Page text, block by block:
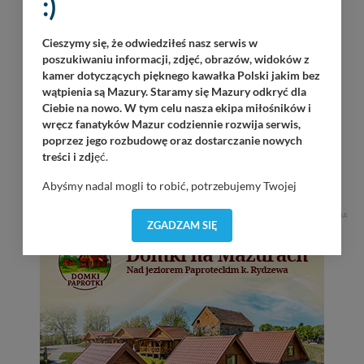
OKAW Sztorm
Wilkasy / Port PTTK Wilkasy / 21:00
Dolaroova
Wilkasy / Port AZS Wilkasy / 21:00
Tomasz Gr0m Paciorek
REKLAMA
Cieszymy się, że odwiedziłeś nasz serwis w
poszukiwaniu informacji, zdjęć, obrazów, widoków z
kamer dotyczących pięknego kawałka Polski jakim bez
wątpienia są Mazury. Staramy się Mazury odkryć dla
Ciebie na nowo. W tym celu nasza ekipa miłośników i
wręcz fanatyków Mazur codziennie rozwija serwis,
poprzez jego rozbudowę oraz dostarczanie nowych
treści i zdjęć.
Abyśmy nadal mogli to robić, potrzebujemy Twojej
dostosować do Twoich preferencji. Twoje dane (w tym
pliki cookies) będą zapisywane w celu usprawnienia
wyszukania, ulubione miejsca, logowania, itp).
Bezpieczeństwo Twoich danych jest dla nas
priorytetowe, bez poinformowania Ciebie nie będziemy
zmieniać zakresu naszych uprawnień. Twoje dane są u
nas bezpieczne, jeśli masz wątpliwości co do naszych
intencji, zawsze możesz wycofać swoją zgodę. Więcej
ZGADZAM SIĘ